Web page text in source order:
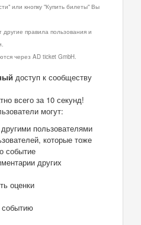
или кнопку "Купить билеты" Вы
правила пользования и
через AD ticket GmbH.
доступ к сообществу
всего за 10 секунд!
могут:
пользователями
которые тоже
событие
других
оценки
событию